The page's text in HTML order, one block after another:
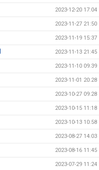
2023-12-20 17:04
2023-11-27 21:50
2023-11-19 15:37
2023-11-13 21:45
2023-11-10 09:39
2023-11-01 20:28
2023-10-27 09:28
2023-10-15 11:18
2023-10-13 10:58
2023-08-27 14:03
2023-08-16 11:45
2023-07-29 11:24